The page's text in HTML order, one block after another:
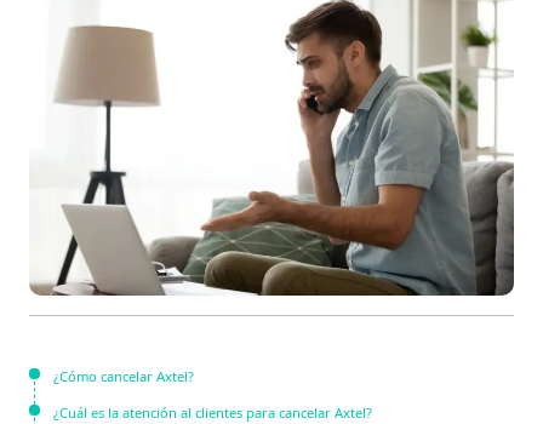
¿Cómo cancelar Axtel?
¿Cuál es la atención al clientes para cancelar Axtel?